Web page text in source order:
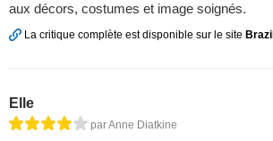
aux décors, costumes et image soignés.
La critique complète est disponible sur le site Brazil
Elle
par Anne Diatkine